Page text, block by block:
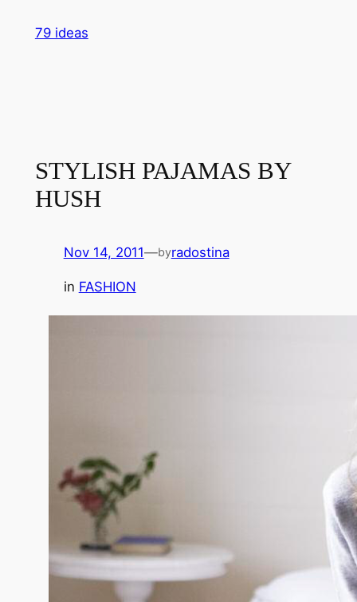
79 ideas
STYLISH PAJAMAS BY
HUSH
Nov 14, 2011—byradostina
in FASHION